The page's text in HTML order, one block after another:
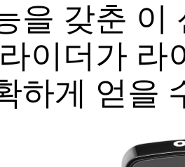
을 갖춘 이
이더가 라
하게 얻을